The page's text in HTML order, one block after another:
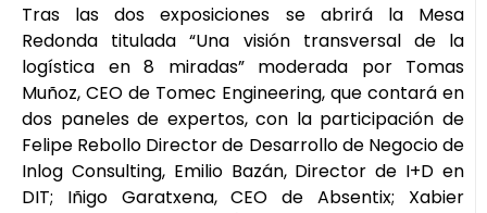
Tras las dos exposiciones se abrirá la Mesa
Redonda titulada “Una visión transversal de la
logística en 8 miradas” moderada por Tomas
Muñoz, CEO de Tomec Engineering, que contará en
dos paneles de expertos, con la participación de
Felipe Rebollo Director de Desarrollo de Negocio de
Inlog Consulting, Emilio Bazán, Director de I+D en
DIT; Iñigo Garatxena, CEO de Absentix; Xabier